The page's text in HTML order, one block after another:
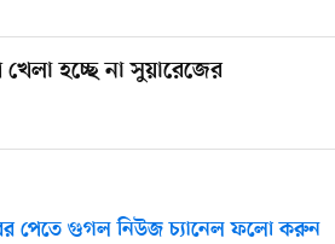
হচ্ছে না সুয়ারেজের
পেতে গুগল নিউজ চ্যানেল ফলো করুন